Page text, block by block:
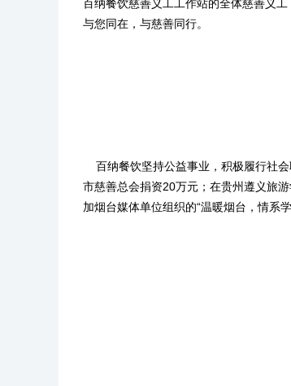
百纳餐饮慈善义工工作站的全体慈善义工
与您同在，与慈善同行。
百纳餐饮坚持公益事业，积极履行社会
市慈善总会捐资20万元；在贵州遵义旅
加烟台媒体单位组织的“温暖烟台，情系